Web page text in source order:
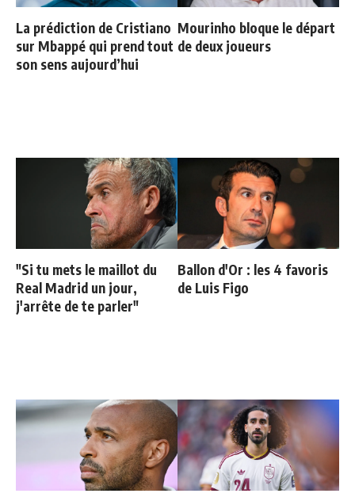
La prédiction de Cristiano
sur Mbappé qui prend tout
son sens aujourd’hui
Mourinho bloque le départ
de deux joueurs
"Si tu mets le maillot du
Real Madrid un jour,
j'arrête de te parler"
Ballon d'Or : les 4 favoris
de Luis Figo